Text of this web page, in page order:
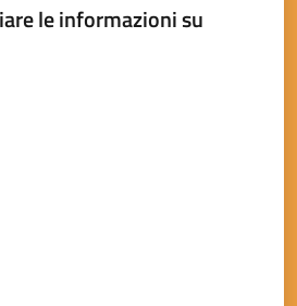
le informazioni su